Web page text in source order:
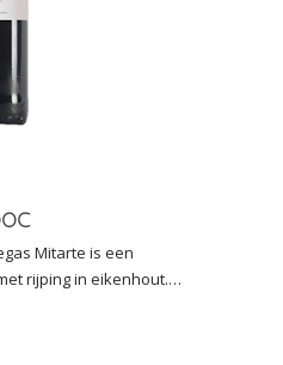
Mitarte is een
rijping in eikenhout.
vanille, kruiden en een